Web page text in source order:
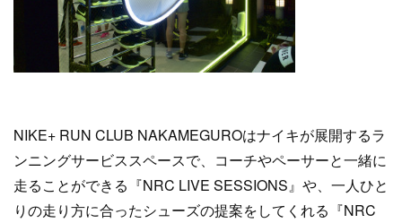
NIKE+ RUN CLUB NAKAMEGUROはナイキが展開するラ
ンニングサービススペースで、コーチやペーサーと一緒に
走ることができる『NRC LIVE SESSIONS』や、一人ひと
りの走り方に合ったシューズの提案をしてくれる『NRC